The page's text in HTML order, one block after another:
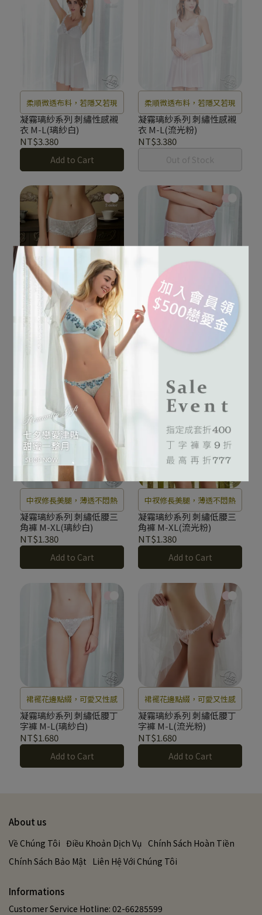
柔順微透布料，若隱又若現
凝霧璃紗系列 刺繡性感襯
衣 M-L(璃紗白)
NT$3.380
Add to Cart
柔順微透布料，若隱又若現
凝霧璃紗系列 刺繡性感襯
衣 M-L(流光粉)
NT$3.380
Out of Stock
親膚薄透不悶， 溫柔貼合臀
型
凝霧璃紗系列 刺繡低腰平
口褲 M-XL(璃紗白)
Add to Cart
親膚薄透不悶， 溫柔貼合臀
型
凝霧璃紗系列 刺繡低腰平
口褲 M-XL(流光粉)
NT$1.380
中衩修長美腿，薄透不悶熱
凝霧璃紗系列 刺繡低腰三
角褲 M-XL(璃紗白)
NT$1.380
Add to Cart
中衩修長美腿，薄透不悶熱
凝霧璃紗系列 刺繡低腰三
角褲 M-XL(流光粉)
NT$1.380
Add to Cart
裙襬花邊點綴，可愛又性感
凝霧璃紗系列 刺繡低腰丁
字褲 M-L(璃紗白)
NT$1.680
Add to Cart
裙襬花邊點綴，可愛又性感
凝霧璃紗系列 刺繡低腰丁
字褲 M-L(流光粉)
NT$1.680
Add to Cart
About us
Về Chúng Tôi Điều Khoản Dịch Vụ Chính Sách Hoàn Tiền
Chính Sách Bảo Mật Liên Hệ Với Chúng Tôi
Informations
Customer Service Hotline: 02-66285599